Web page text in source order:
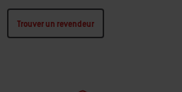
Trouver un revendeur